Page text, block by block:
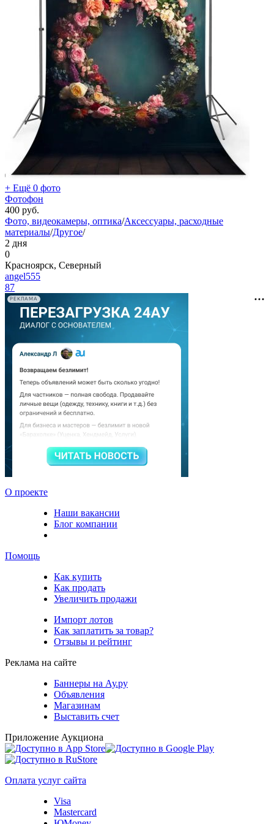
+ Ещё 0 фото
Фотофон
400 руб.
Фото, видеокамеры, оптика/Аксессуары, расходные
материалы/Другое/
2 дня
0
Красноярск, Северный
angel555
87
РЕКЛАМА
О проекте
Наши вакансии
Блог компании
Помощь
Как купить
Как продать
Увеличить продажи
Импорт лотов
Как заплатить за товар?
Отзывы и рейтинг
Реклама на сайте
Баннеры на Ау.ру
Объявления
Магазинам
Выставить счет
Приложение Аукциона
Оплата услуг сайта
Visa
Mastercard